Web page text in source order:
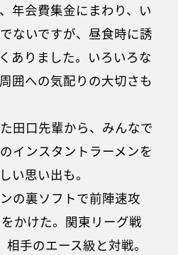
年会費集金にまわり、い
ないですが、昼食時に誘
ありました。いろいろな
囲への気配りの大切さも
田口先輩から、みんなで
インスタントラーメンを
い思い出も。
の裏ソフトで前陣速攻
かけた。関東リーグ戦
手のエース級と対戦。